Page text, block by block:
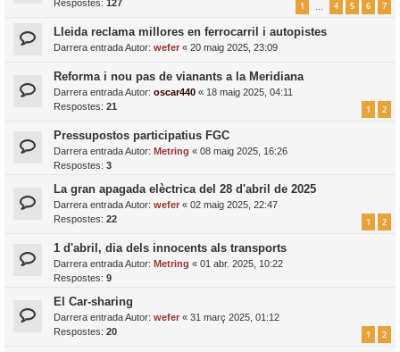
Respostes: 127 1 4 5 6 7
Lleida reclama millores en ferrocarril i autopistes
Darrera entrada Autor: wefer « 20 maig 2025, 23:09
Reforma i nou pas de vianants a la Meridiana
Darrera entrada Autor: oscar440 « 18 maig 2025, 04:11
Respostes: 21 1 2
Pressupostos participatius FGC
Darrera entrada Autor: Metring « 08 maig 2025, 16:26
Respostes: 3
La gran apagada elèctrica del 28 d'abril de 2025
Darrera entrada Autor: wefer « 02 maig 2025, 22:47
Respostes: 22 1 2
1 d'abril, dia dels innocents als transports
Darrera entrada Autor: Metring « 01 abr. 2025, 10:22
Respostes: 9
El Car-sharing
Darrera entrada Autor: wefer « 31 març 2025, 01:12
Respostes: 20 1 2